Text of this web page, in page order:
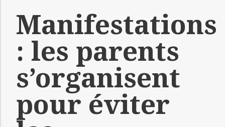
Manifestations
: les parents
s’organisent
pour éviter